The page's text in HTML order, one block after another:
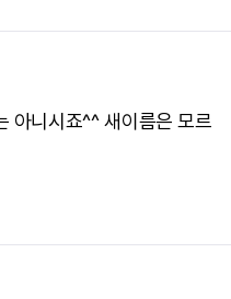
아니시죠^^ 새이름은 모르